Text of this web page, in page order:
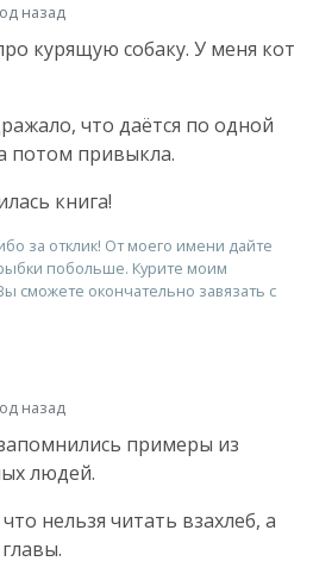
назад
курящую собаку. У меня кот
что даётся по одной
потом привыкла.
книга!
за отклик! От моего имени дайте
побольше. Курите моим
сможете окончательно завязать с
назад
примеры из
людей.
нельзя читать взахлеб, а